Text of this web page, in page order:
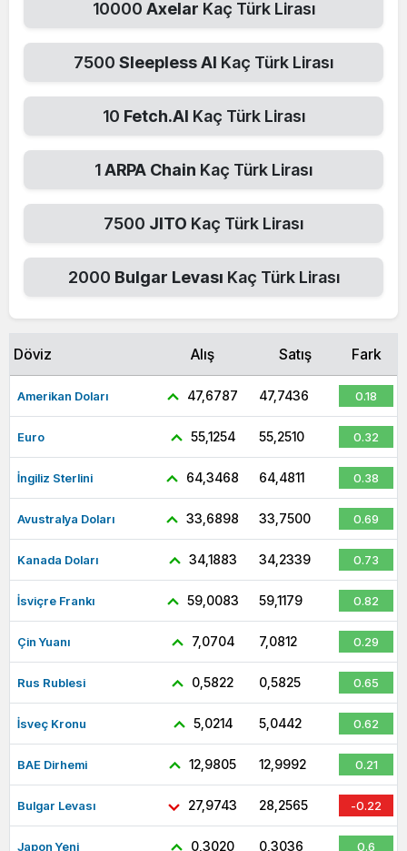
10000 Axelar Kaç Türk Lirası
7500 Sleepless AI Kaç Türk Lirası
10 Fetch.AI Kaç Türk Lirası
1ARPA Chain Kaç Türk Lirası
7500 JITO Kaç Türk Lirası
2000 Bulgar Levası Kaç Türk Lirası
Döviz Alış Satış Fark
Amerikan Doları 47,6787 47,7436 0.18
Euro 55,1254 55,2510 0.32
İngiliz Sterlini 64,3468 64,4811 0.38
Avustralya Doları 33,6898 33,7500 0.69
Kanada Doları 34,1883 34,2339 0.73
İsviçre Frankı 59,0083 59,1179 0.82
Çin Yuanı 7,0704 7,0812 0.29
Rus Rublesi 0,5822 0,5825 0.65
İsveç Kronu 5,0214 5,0442 0.62
BAE Dirhemi 12,9805 12,9992 0.21
Bulgar Levası 27,9743 28,2565 -0.22
Japon Yeni 0,3020 0,3036 0.6